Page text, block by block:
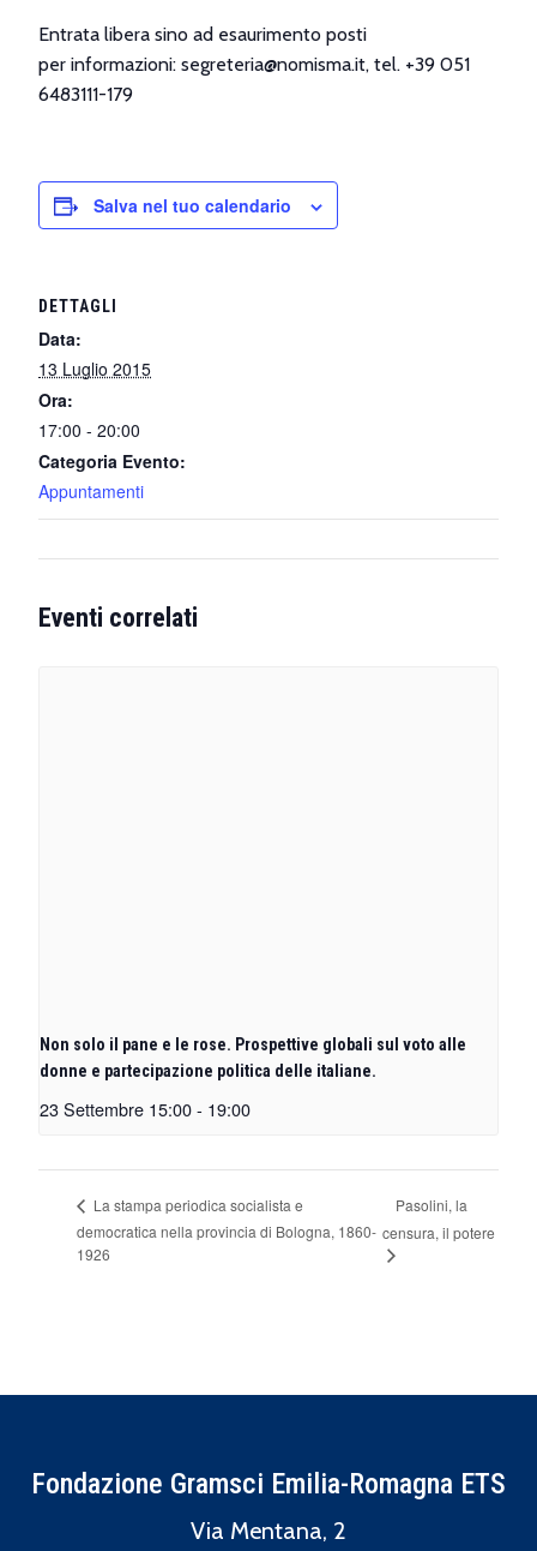
Entrata libera sino ad esaurimento posti
per informazioni: segreteria@nomisma.it, tel. +39 051
6483111-179
Salva nel tuo calendario
DETTAGLI
Data:
13 Luglio 2015
Ora:
17:00 - 20:00
Categoria Evento:
Appuntamenti
Eventi correlati
Non solo il pane e le rose. Prospettive globali sul voto alle
donne e partecipazione politica delle italiane.
23 Settembre 15:00- 19:00
La stampa periodica socialista e
democratica nella provincia di Bologna, 1860-
1926
Pasolini, la
censura, il potere
Fondazione Gramsci Emilia-Romagna ETS
Via Mentana, 2